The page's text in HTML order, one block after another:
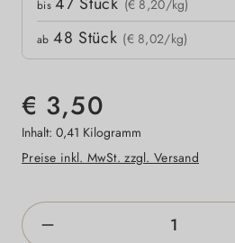
bis (€ 8,20/kg)
ab 48 Stück (€ 8,02/kg)
€ 3,50
Inhalt: 0,41 Kilogramm
Preise inkl. MwSt. zzgl. Versand
Produkt Anzahl: Gib